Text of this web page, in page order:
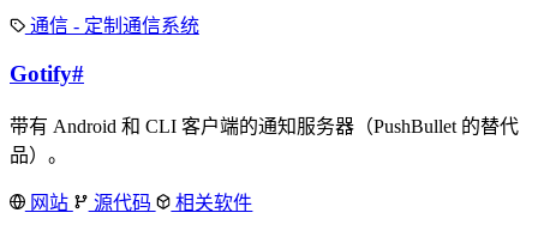
通信 - 定制通信系统
Gotify#
带有 Android 和 CLI 客户端的通知服务器（PushBullet 的替代
品）。
网站 源代码 相关软件